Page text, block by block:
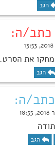
הגב
מחקו את הסרט.
הגב
הגב